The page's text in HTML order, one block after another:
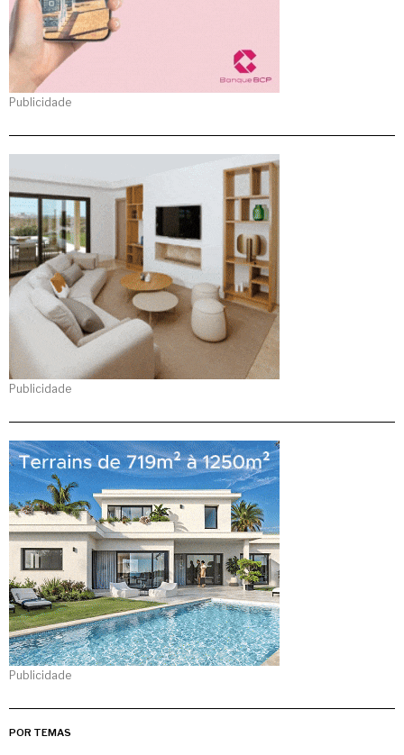
Publicidade
Publicidade
Publicidade
POR TEMAS